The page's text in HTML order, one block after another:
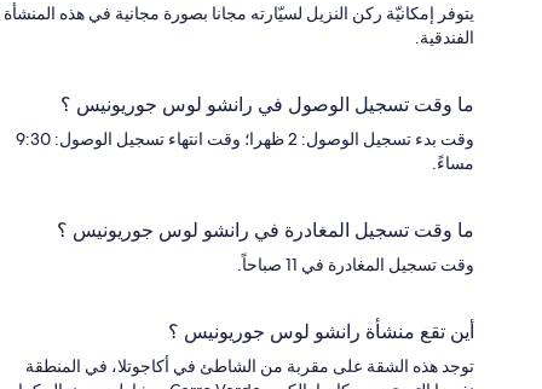
يتوفر إمكانيّة ركن النزيل لسيّارته مجانا بصورة مجانية في هذه المنشأة
الفندقية.
ما وقت تسجيل الوصول في رانشو لوس جوريونيس ؟
وقت بدء تسجيل الوصول: 2 ظهرا؛ وقت انتهاء تسجيل الوصول: 9:30
مساءً.
ما وقت تسجيل المغادرة في رانشو لوس جوريونيس ؟
وقت تسجيل المغادرة في 11 صباحاً.
أين تقع منشأة رانشو لوس جوريونيس ؟
توجد هذه الشقة على مقربة من الشاطئ في أكاجوتلا، في المنطقة